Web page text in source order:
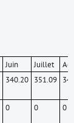
Juin
340.20
0
Juillet
351.09
0 0